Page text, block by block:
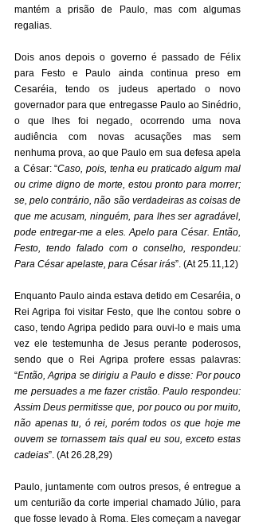
mantém a prisão de Paulo, mas com algumas
regalias.
Dois anos depois o governo é passado de Félix
para Festo e Paulo ainda continua preso em
Cesaréia, tendo os judeus apertado o novo
governador para que entregasse Paulo ao Sinédrio,
o que lhes foi negado, ocorrendo uma nova
audiência com novas acusações mas sem
nenhuma prova, ao que Paulo em sua defesa apela
a César: “Caso, pois, tenha eu praticado algum mal
ou crime digno de morte, estou pronto para morrer;
se, pelo contrário, não são verdadeiras as coisas de
que me acusam, ninguém, para lhes ser agradável,
pode entregar-me a eles. Apelo para César. Então,
Festo, tendo falado com o conselho, respondeu:
Para César apelaste, para César irás”. (At 25.11,12)
Enquanto Paulo ainda estava detido em Cesaréia, o
Rei Agripa foi visitar Festo, que lhe contou sobre o
caso, tendo Agripa pedido para ouvi-lo e mais uma
vez ele testemunha de Jesus perante poderosos,
sendo que o Rei Agripa profere essas palavras:
“Então, Agripa se dirigiu a Paulo e disse: Por pouco
me persuades a me fazer cristão. Paulo respondeu:
Assim Deus permitisse que, por pouco ou por muito,
não apenas tu, ó rei, porém todos os que hoje me
ouvem se tornassem tais qual eu sou, exceto estas
cadeias”. (At 26.28,29)
Paulo, juntamente com outros presos, é entregue a
um centurião da corte imperial chamado Júlio, para
que fosse levado à Roma. Eles começam a navegar